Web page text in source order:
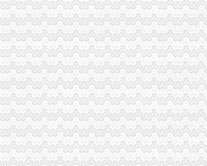
巴南区副区长江湧对巴南局重庆营业执照注
梁平局重庆营业执照注销袁驿所开展四项活
永川局造“四型服务窗口”重庆分公司注销助
丰都局名山所七举措开展房地产中介市重庆
奉节局“三严格”重庆税务注销规范审批微型
梁平局重庆营业执照注销梁山一所试点推行
万盛局重庆税务注销三举措深入开展净化文
酉局基层工商所全面开展“微型企业”重庆分
全市重庆税务注销工商系统集中清理执行积
秀山局北城所“四看一送检”重庆营业执照注